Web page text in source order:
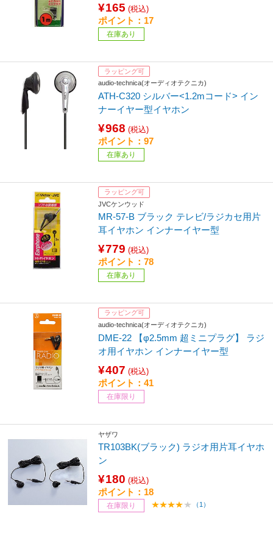
¥165 (税込)
ポイント：17
在庫あり
ラッピング可
audio-technica(オーディオテクニカ)
ATH-C320 シルバー<1.2mコード> イン
ナーイヤー型イヤホン
¥968 (税込)
ポイント：97
在庫あり
ラッピング可
JVCケンウッド
MR-57-B ブラック テレビ/ラジカセ用片
耳イヤホン インナーイヤー型
¥779 (税込)
ポイント：78
在庫あり
ラッピング可
audio-technica(オーディオテクニカ)
DME-22 【φ2.5mm 超ミニプラグ】 ラジ
オ用イヤホン インナーイヤー型
¥407 (税込)
ポイント：41
在庫限り
ヤザワ
TR103BK(ブラック) ラジオ用片耳イヤホ
ン
¥180 (税込)
ポイント：18
在庫限り （1）